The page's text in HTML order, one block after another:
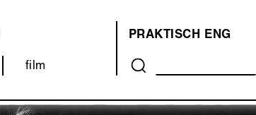
film
OVER
ONS
(MENU)
PRAKTISCH ENG